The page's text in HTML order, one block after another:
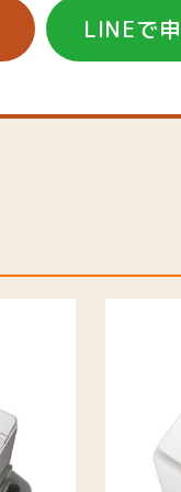
LINEで